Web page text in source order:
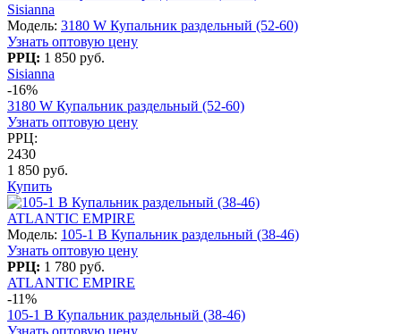
Sisianna
Модель: 3180 W Купальник раздельный (52-60)
Узнать оптовую цену
РРЦ: 1 850 руб.
Sisianna
-16%
3180 W Купальник раздельный (52-60)
Узнать оптовую цену
РРЦ:
2430
1 850 руб.
Купить
ATLANTIC EMPIRE
Модель: 105-1 B Купальник раздельный (38-46)
Узнать оптовую цену
РРЦ: 1 780 руб.
ATLANTIC EMPIRE
-11%
105-1 B Купальник раздельный (38-46)
Узнать оптовую цену